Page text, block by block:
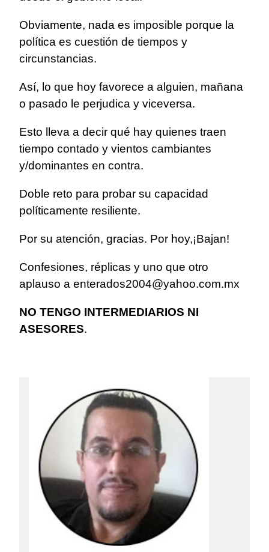
Obviamente, nada es imposible porque la
política es cuestión de tiempos y
circunstancias.
Así, lo que hoy favorece a alguien, mañana
o pasado le perjudica y viceversa.
Esto lleva a decir qué hay quienes traen
tiempo contado y vientos cambiantes
y/dominantes en contra.
Doble reto para probar su capacidad
políticamente resiliente.
Por su atención, gracias. Por hoy,¡Bajan!
Confesiones, réplicas y uno que otro
aplauso a enterados2004@yahoo.com.mx
NO TENGO INTERMEDIARIOS NI
ASESORES.